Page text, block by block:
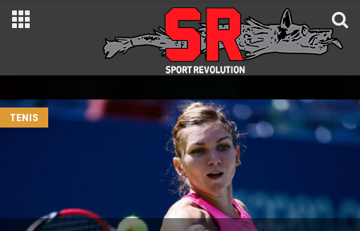
TENIS